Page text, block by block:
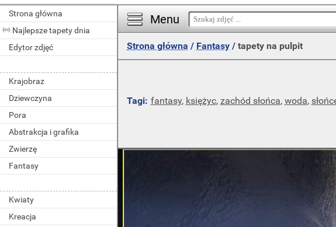
Strona główna
Najlepsze tapety dnia
Edytor zdjęć
Krajobraz
Dziewczyna
Pora
Abstrakcja i grafika
Zwierzę
Fantasy
Kwiaty
Kreacja
Menu
Strona główna / Fantasy/ tapety na pulpit
Tagi: fantasy, księżyc, zachód słońca, woda,